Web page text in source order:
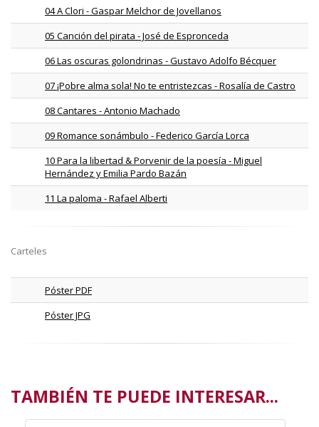
04 A Clori - Gaspar Melchor de Jovellanos
05 Canción del pirata - José de Espronceda
06 Las oscuras golondrinas - Gustavo Adolfo Bécquer
07 ¡Pobre alma sola! No te entristezcas - Rosalía de Castro
08 Cantares - Antonio Machado
09 Romance sonámbulo - Federico García Lorca
10 Para la libertad & Porvenir de la poesía - Miguel
Hernández y Emilia Pardo Bazán
11 La paloma - Rafael Alberti
Carteles
Póster PDF
Póster JPG
TAMBIÉN TE PUEDE INTERESAR...